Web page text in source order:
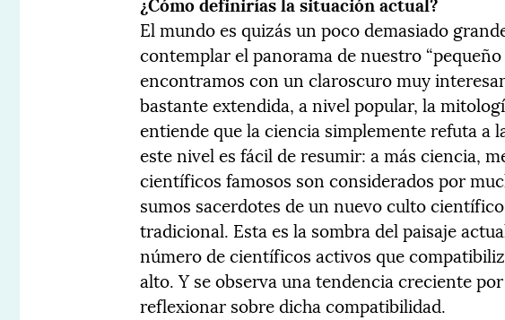
El mundo es quizás un poco demasiado
contemplar el panorama de nuestro
encontramos con un claroscuro muy
bastante extendida, a nivel popular, la
entiende que la ciencia simplemente refuta a
este nivel es fácil de resumir: a más ciencia,
científicos famosos son considerados por
sumos sacerdotes de un nuevo culto
tradicional. Esta es la sombra del paisaje
número de científicos activos que
alto. Y se observa una tendencia creciente
reflexionar sobre dicha compatibilidad.